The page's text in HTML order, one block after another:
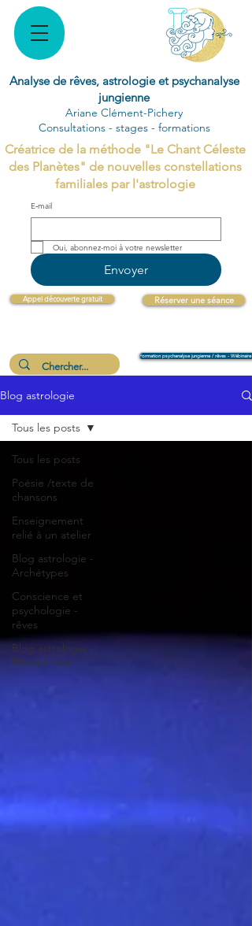
Analyse de rêves, astrologie et psychanalyse
jungienne
Ariane Clément-Pichery
Consultations - stages - formations
Créatrice de la méthode "Le Chant Céleste
des Planètes" de nouvelles constellations
familiales par l'astrologie
E‑mail
Envoyer
Appel découverte gratuit Réserver une séance
Formation psychanalyse jungienne / rêves - Wébinaire
Blog astrologie
Tous les posts
Poésie /texte de
chansons
Enseignement
relié à un atelier
Blog astrologie -
Archétypes
Conscience et
psychologie -
rêves
Blog astrologie -
Pleine Lune
Tous les posts